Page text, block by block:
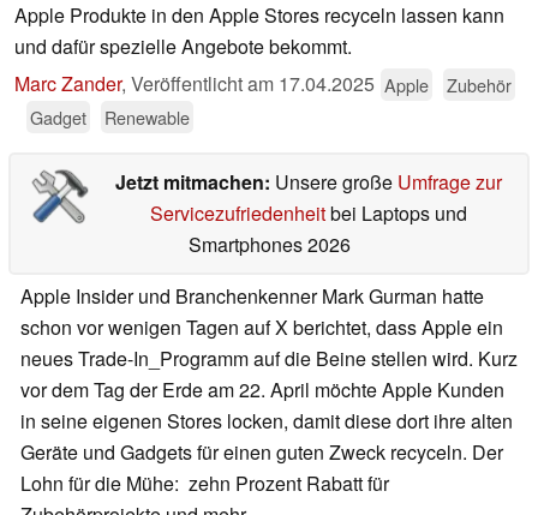
Apple Produkte in den Apple Stores recyceln lassen kann
und dafür spezielle Angebote bekommt.
Marc Zander, Veröffentlicht am 17.04.2025 Apple
Zubehör
Gadget
Renewable
Jetzt mitmachen: Unsere große Umfrage zur
Servicezufriedenheitbei Laptops und
Smartphones 2026
Apple Insider und Branchenkenner Mark Gurman hatte
schon vor wenigen Tagen auf X berichtet, dass Apple ein
neues Trade-In_Programm auf die Beine stellen wird. Kurz
vor dem Tag der Erde am 22. April möchte Apple Kunden
in seine eigenen Stores locken, damit diese dort ihre alten
Geräte und Gadgets für einen guten Zweck recyceln. Der
Lohn für die Mühe: zehn Prozent Rabatt für